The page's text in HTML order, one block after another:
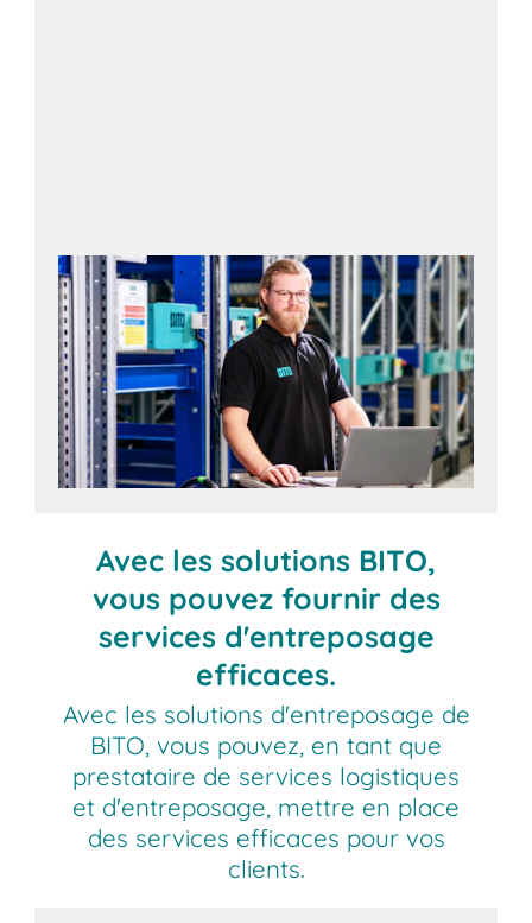
Avec les solutions BITO,
vous pouvez fournir des
services d'entreposage
efficaces.
Avec les solutions d'entreposage de
BITO, vous pouvez, en tant que
prestataire de services logistiques
et d'entreposage, mettre en place
des services efficaces pour vos
clients.